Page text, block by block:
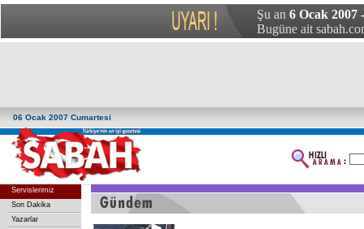
Şu an 6 Ocak 2007
Bugüne ait
06 Ocak 2007 Cumartesi
Servislerimiz
Son Dakika
Yazarlar